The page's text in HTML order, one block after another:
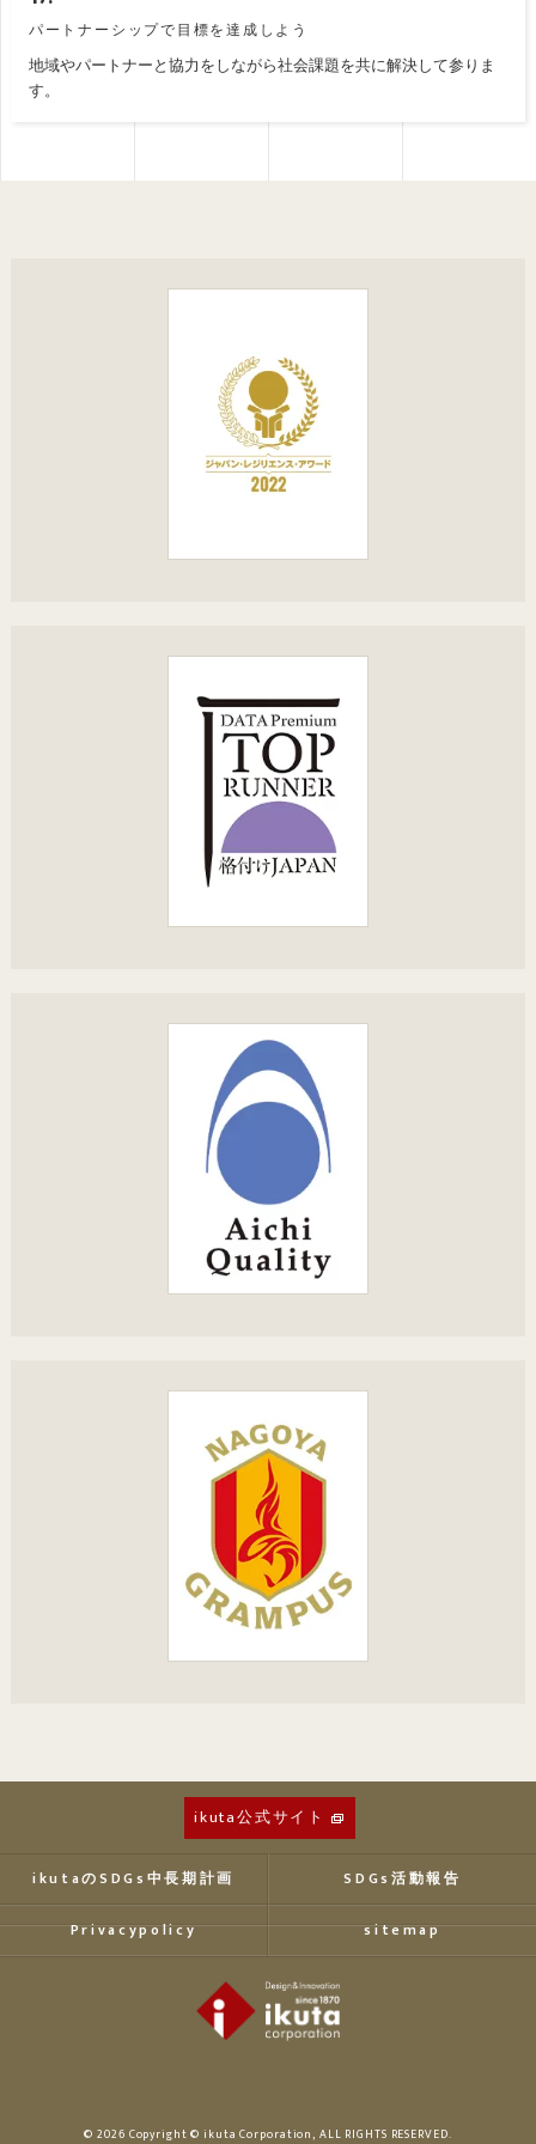
パートナーシップで目標を達成しよう
地域やパートナーと協力をしながら社会課題を共に解決して参りま
す。
ikuta公式サイト
ikutaのSDGs中長期計画 SDGs活動報告
Privacypolicy sitemap
© 2026 Copyright © ikuta Corporation, ALL RIGHTS RESERVED.